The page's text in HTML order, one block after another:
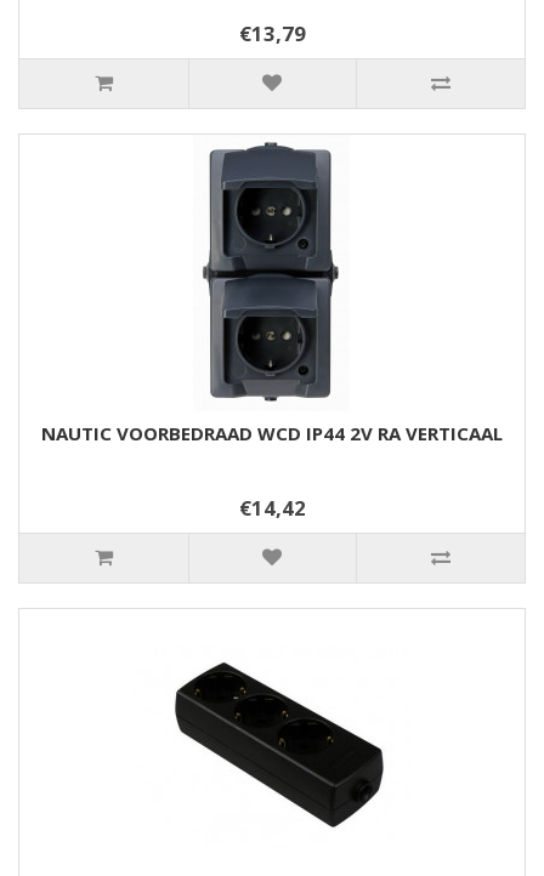
€13,79
NAUTIC VOORBEDRAAD WCD IP44 2V RA VERTICAAL
€14,42